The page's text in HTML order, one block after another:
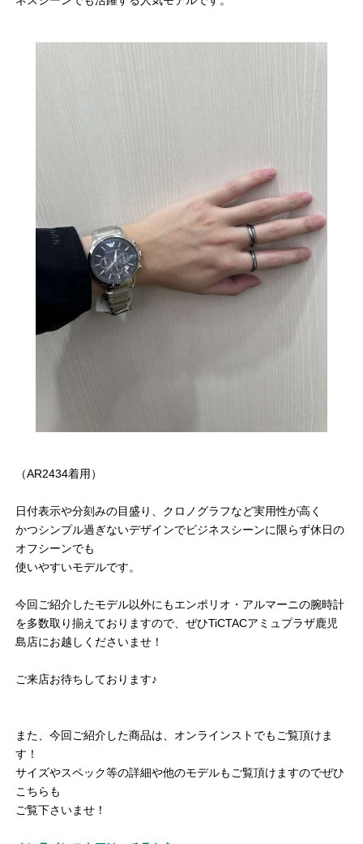
（AR2434着用）
日付表示や分刻みの目盛り、クロノグラフなど実用性が高く
かつシンプル過ぎないデザインでビジネスシーンに限らず休日の
オフシーンでも
使いやすいモデルです。
今回ご紹介したモデル以外にもエンポリオ・アルマーニの腕時計
を多数取り揃えておりますので、ぜひTiCTACアミュプラザ鹿児
島店にお越しくださいませ！
ご来店お待ちしております♪
また、今回ご紹介した商品は、オンラインストでもご覧頂けま
す！
サイズやスペック等の詳細や他のモデルもご覧頂けますのでぜひ
こちらも
ご覧下さいませ！